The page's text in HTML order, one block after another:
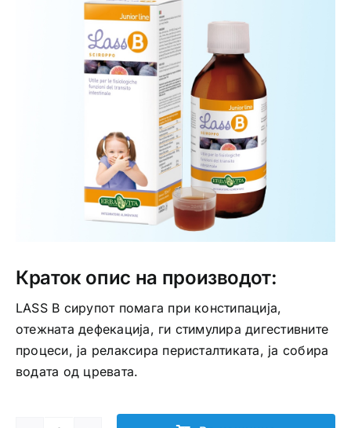
Интимно здравје
Лична хигиена
Медицински апрати
Нега на кожа
Краток опис на производот:
LASS B сирупот помага при констипација,
отежната дефекација, ги стимулира дигестивните
процеси, ја релаксира перисталтиката, ја собира
водата од цревата.